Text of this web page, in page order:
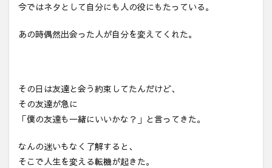
今ではネタとして自分にも人の役にもたっている。
あの時偶然出会った人が自分を変えてくれた。
その日は友達と会う約束してたんだけど、
その友達が急に
「僕の友達も一緒にいいかな？」と言ってきた。
なんの迷いもなく了解すると、
そこで人生を変える転機が起きた。